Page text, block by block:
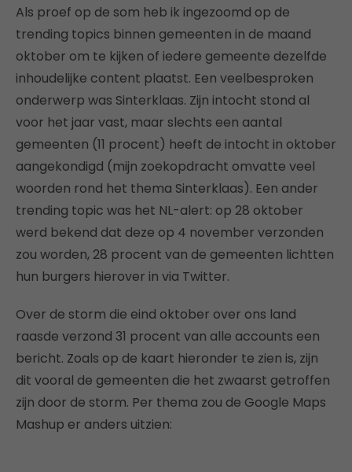
Als proef op de som heb ik ingezoomd op de
trending topics binnen gemeenten in de maand
oktober om te kijken of iedere gemeente dezelfde
inhoudelijke content plaatst. Een veelbesproken
onderwerp was Sinterklaas. Zijn intocht stond al
voor het jaar vast, maar slechts een aantal
gemeenten (11 procent) heeft de intocht in oktober
aangekondigd (mijn zoekopdracht omvatte veel
woorden rond het thema Sinterklaas). Een ander
trending topic was het NL-alert: op 28 oktober
werd bekend dat deze op 4 november verzonden
zou worden, 28 procent van de gemeenten lichtten
hun burgers hierover in via Twitter.
Over de storm die eind oktober over ons land
raasde verzond 31 procent van alle accounts een
bericht. Zoals op de kaart hieronder te zien is, zijn
dit vooral de gemeenten die het zwaarst getroffen
zijn door de storm. Per thema zou de Google Maps
Mashup er anders uitzien: